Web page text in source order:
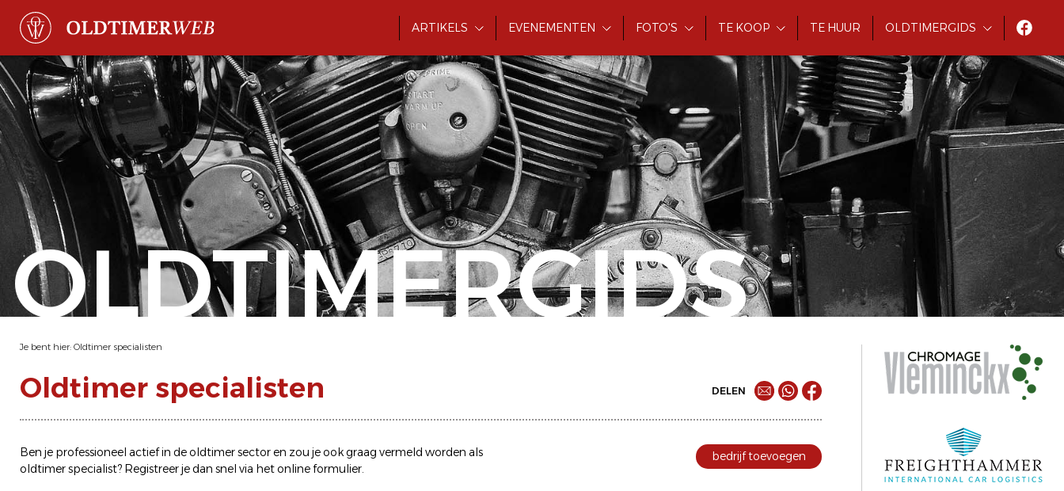
ARTIKELS EVENEMENTEN FOTO'S TE KOOP TE HUUR OLDTIMERGIDS
OLDTIMERGIDS
Je bent hier: Oldtimer specialisten
Oldtimer specialisten DELEN
Ben je professioneel actief in de oldtimer sector en zou je ook graag vermeld worden als
oldtimer specialist? Registreer je dan snel via hetonline formulier.
bedrijf toevoegen